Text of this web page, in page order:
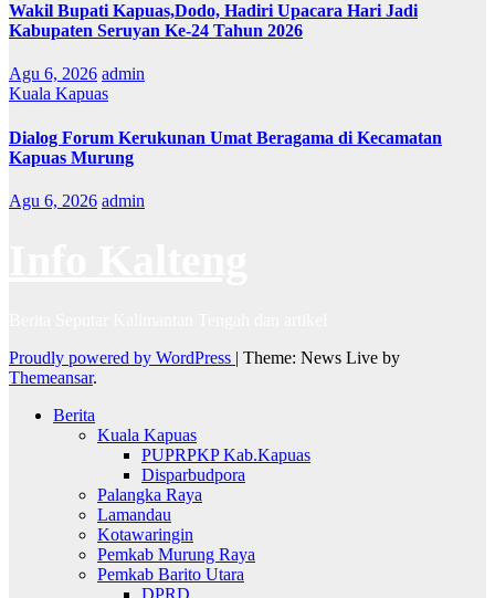
Wakil Bupati Kapuas,Dodo, Hadiri Upacara Hari Jadi
Kabupaten Seruyan Ke-24 Tahun 2026
Agu 6, 2026 admin
Kuala Kapuas
Dialog Forum Kerukunan Umat Beragama di Kecamatan
Kapuas Murung
Agu 6, 2026 admin
Proudly powered by WordPress | Theme: News Live by
Themeansar.
Berita
Kuala Kapuas
PUPRPKP Kab.Kapuas
Disparbudpora
Palangka Raya
Lamandau
Kotawaringin
Pemkab Murung Raya
Pemkab Barito Utara
DPRD